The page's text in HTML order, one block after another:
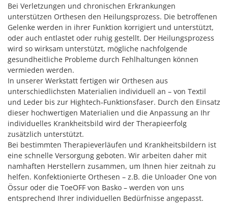
Bei Verletzungen und chronischen Erkrankungen
unterstützen Orthesen den Heilungsprozess. Die betroffenen
Gelenke werden in ihrer Funktion korrigiert und unterstützt,
oder auch entlastet oder ruhig gestellt. Der Heilungsprozess
wird so wirksam unterstützt, mögliche nachfolgende
gesundheitliche Probleme durch Fehlhaltungen können
vermieden werden.
In unserer Werkstatt fertigen wir Orthesen aus
unterschiedlichsten Materialien individuell an – von Textil
und Leder bis zur Hightech‐Funktionsfaser. Durch den Einsatz
dieser hochwertigen Materialien und die Anpassung an Ihr
individuelles Krankheitsbild wird der Therapieerfolg
zusätzlich unterstützt.
Bei bestimmten Therapieverläufen und Krankheitsbildern ist
eine schnelle Versorgung geboten. Wir arbeiten daher mit
namhaften Herstellern zusammen, um Ihnen hier zeitnah zu
helfen. Konfektionierte Orthesen – z.B. die Unloader One von
Össur oder die ToeOFF von Basko – werden von uns
entsprechend Ihrer individuellen Bedürfnisse angepasst.